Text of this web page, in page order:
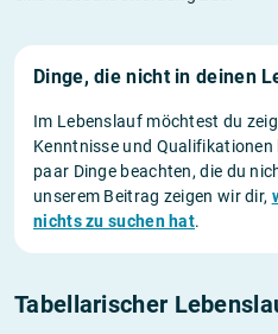
Dinge, die nicht in deinen
Im Lebenslauf möchtest du
Kenntnisse und
paar Dinge beachten, die du
unserem Beitrag zeigen wir dir,
nichts zu suchen hat.
Tabellarischer